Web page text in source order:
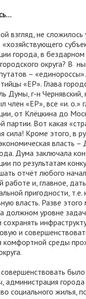
взгляд, не
города, в бездарном
округа? В
– «единороссы».
«ЕР». Глава
Думы, г-н
член «ЕР», все «и. о.»
от Клёцкина до
партии. Вот какая
сила! Кроме этого, в
власть
Дума заключала
по результатам
отчёт любого
работе и, главное,
пригодности, т.е.
власть. Разве
должном уровне
и
комфортной среды
совершенствовать
администрация города
социального жилья,